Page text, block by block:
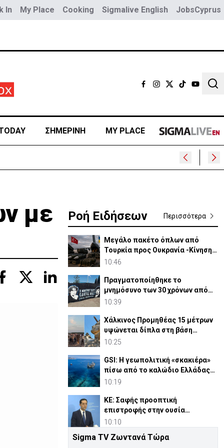
In My Place Cooking Sigmalive English JobsCyprus
ΣΗΜΕΡΙΝΗ MY PLACE
με
Ροή Ειδήσεων Περισσότερα
Μεγάλο πακέτο όπλων από
Τουρκία προς Ουκρανία -Κίνηση
με μήνυμα προς Μόσχα;
10:46
Πραγματοποίηθηκε το
μνημόσυνο των 30 χρόνων από
τις θυσίες Ισαάκ-Σολωμού (pic)
10:39
Χάλκινος Προμηθέας 15 μέτρων
υψώνεται δίπλα στη βάση
SpaceX του Έλον Μασκ
10:25
GSI: Η γεωπολιτική «σκακιέρα»
πίσω από το καλώδιο Ελλάδας–
Κύπρου–Ισραήλ
10:19
ΚΕ: Σαφής προοπτική
επιστροφής στην ουσία
Κυπριακού, η πρόθεση
10:10
Ιωαννίδης: Η θυσία Ισαάκ και
Sigma TV Ζωντανά Τώρα